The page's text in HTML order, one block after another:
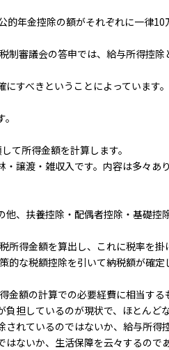
年金控除の額がそれぞれに一律
制審議会の答申では、給与所得控
すべきということによっています。
て所得金額を計算します。
譲渡・雑収入です。内容は多々あ
、扶養控除・配偶者控除・基礎控
得金額を算出し、これに税率を掛
な税額控除を引いて納税額が確定
額の計算での必要経費に相当す
担しているのが現状で、ほとんど
れているのではないか、給与所得
はないか、生活保障を云々するの